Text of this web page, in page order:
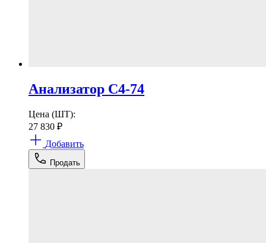
Анализатор С4-74
Цена (ШТ):
27 830 ₽
Добавить
Продать